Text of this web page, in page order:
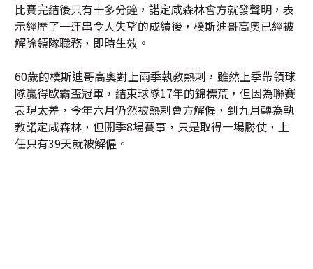
比賽完結後只有十多分鐘，諾定咸森林會方就發聲明，表
示經歷了一連串令人失望的成績後，樸斯迪哥高奧已經被
解除領隊職務，即時生效。
60歲的樸斯迪哥高奧對上兩季執教熱刺，雖然上季帶領球
隊贏得歐霸盃冠軍，結束球隊17年的錦標荒，但因為聯賽
表現太差，今年六月仍然被熱剌會方解僱，到九月轉為執
教諾定咸森林，但開季8場賽事，只是取得一場勝仗，上
任只有39天就被解僱。